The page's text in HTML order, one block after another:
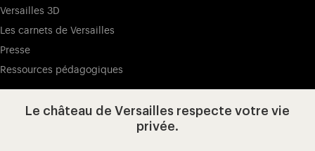
Versailles 3D
Les carnets de Versailles
Presse
Ressources pédagogiques
Visitez notre Facebook (ouverture
Visitez notre X (ouverture dans un
Visitez notre Instagram
Visitez notre YouTube
Le château de Versailles respecte votre vie
privée.